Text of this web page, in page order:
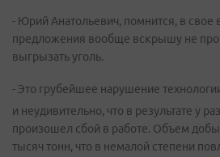
- Юрий Анатольевич, помнится, в свое
предложения вообще вскрышу не
выгрызать уголь.
- Это грубейшее нарушение
и неудивительно, что в результате у
произошел сбой в работе. Объем
тысяч тонн, что в немалой степени